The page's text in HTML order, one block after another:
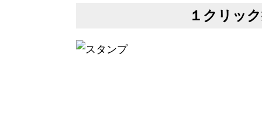
１クリッ